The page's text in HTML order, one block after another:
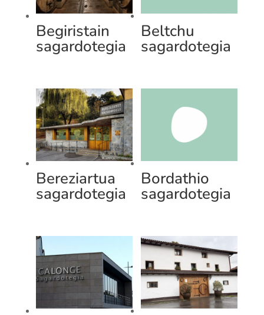
Begiristain
sagardotegia
Beltchu
sagardotegia
Bereziartua
sagardotegia
Bordathio
sagardotegia